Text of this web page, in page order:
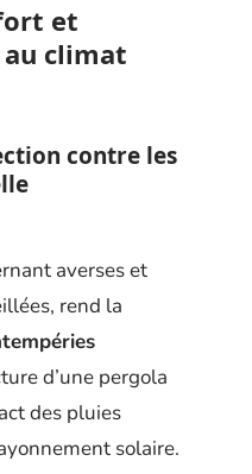
et
climat
contre les
averses et
rend la
d’une pergola
des pluies
solaire.